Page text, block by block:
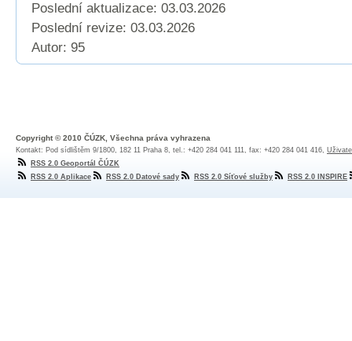
Poslední aktualizace: 03.03.2026
Poslední revize: 03.03.2026
Autor: 95
Copyright © 2010 ČÚZK, Všechna práva vyhrazena
Kontakt: Pod sídlištěm 9/1800, 182 11 Praha 8, tel.: +420 284 041 111, fax: +420 284 041 416,
RSS 2.0 Geoportál ČÚZK
RSS 2.0 Aplikace
RSS 2.0 Datové sady RSS 2.0 Síťové služby RSS 2.0 INSPIRE